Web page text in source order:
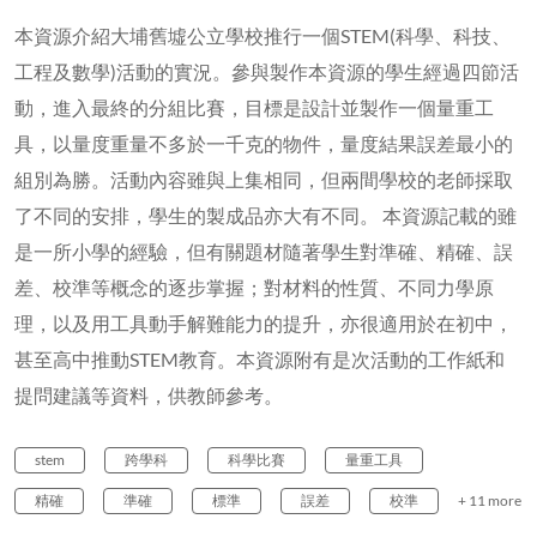
本資源介紹大埔舊墟公立學校推行一個STEM(科學、科技、
工程及數學)活動的實況。參與製作本資源的學生經過四節活
動，進入最終的分組比賽，目標是設計並製作一個量重工
具，以量度重量不多於一千克的物件，量度結果誤差最小的
組別為勝。活動內容雖與上集相同，但兩間學校的老師採取
了不同的安排，學生的製成品亦大有不同。 本資源記載的雖
是一所小學的經驗，但有關題材隨著學生對準確、精確、誤
差、校準等概念的逐步掌握；對材料的性質、不同力學原
理，以及用工具動手解難能力的提升，亦很適用於在初中，
甚至高中推動STEM教育。本資源附有是次活動的工作紙和
提問建議等資料，供教師參考。
stem 跨學科 科學比賽 量重工具
精確 準確 標準 誤差 校準 + 11 more